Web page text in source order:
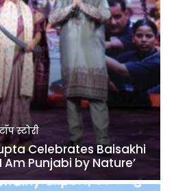
टॉप स्टोरी
Celebrates Baisakhi
Am Punjabi by Nature’